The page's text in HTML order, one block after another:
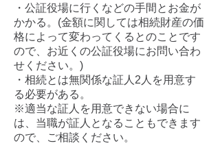
・公証役場に行くなどの手間とお金が
かかる。(金額に関しては相続財産の価
格に よって変わってくるとのことです
ので、お近くの公証役場にお問い合わ
せくださ い。)
・相続とは無関係な証人2人を用意す
る必要がある。
※適当な証人を用意できない場合に
は、当職が証人となることもできます
ので、ご相談ください。